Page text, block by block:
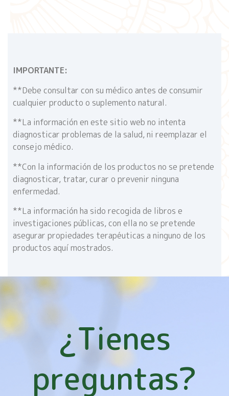
IMPORTANTE:
**Debe consultar con su médico antes de consumir
cualquier producto o suplemento natural.
**La información en este sitio web no intenta
diagnosticar problemas de la salud, ni reemplazar el
consejo médico.
**Con la información de los productos no se pretende
diagnosticar, tratar, curar o prevenir ninguna
enfermedad.
**La información ha sido recogida de libros e
investigaciones públicas, con ella no se pretende
asegurar propiedades terapéuticas a ninguno de los
productos aquí mostrados.
¿Tienes
preguntas?